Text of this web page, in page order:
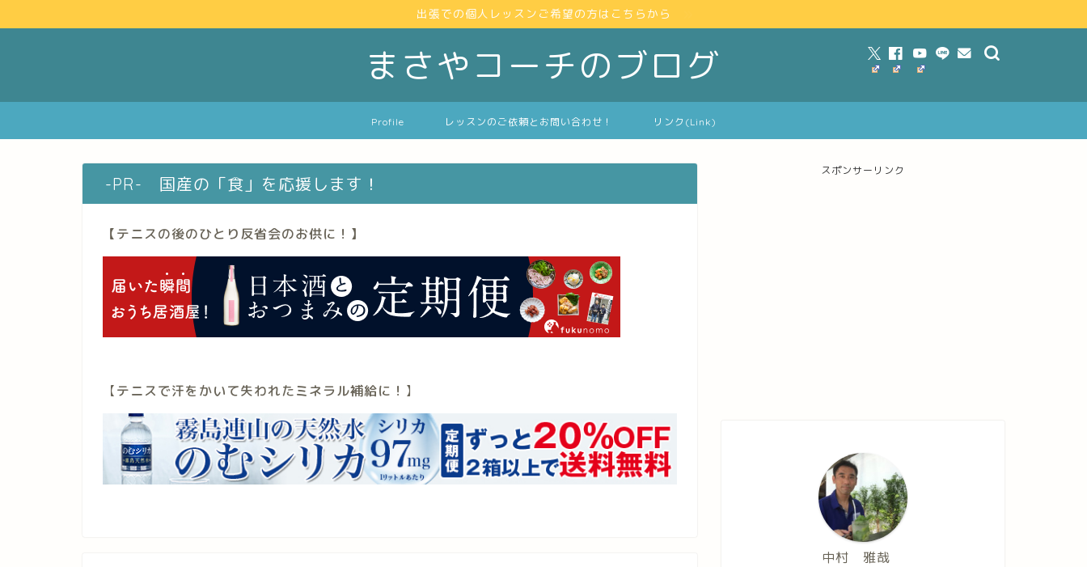
出張での個人レッスンご希望の方はこちらから
まさやコーチのブログ
Profile レッスンのご依頼とお問い合わせ！ リンク(Link)
-PR- 国産の「食」を応援します！
【テニスの後のひとり反省会のお供に！】
【テニスで汗をかいて失われたミネラル補給に！ 】
スポンサーリンク
中村 雅哉